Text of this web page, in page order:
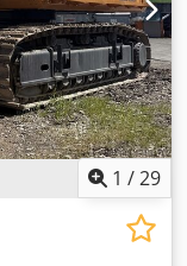
bei Schmedt,
in sehr gutem
Daten:
220 kg
gilt für das
1 /29